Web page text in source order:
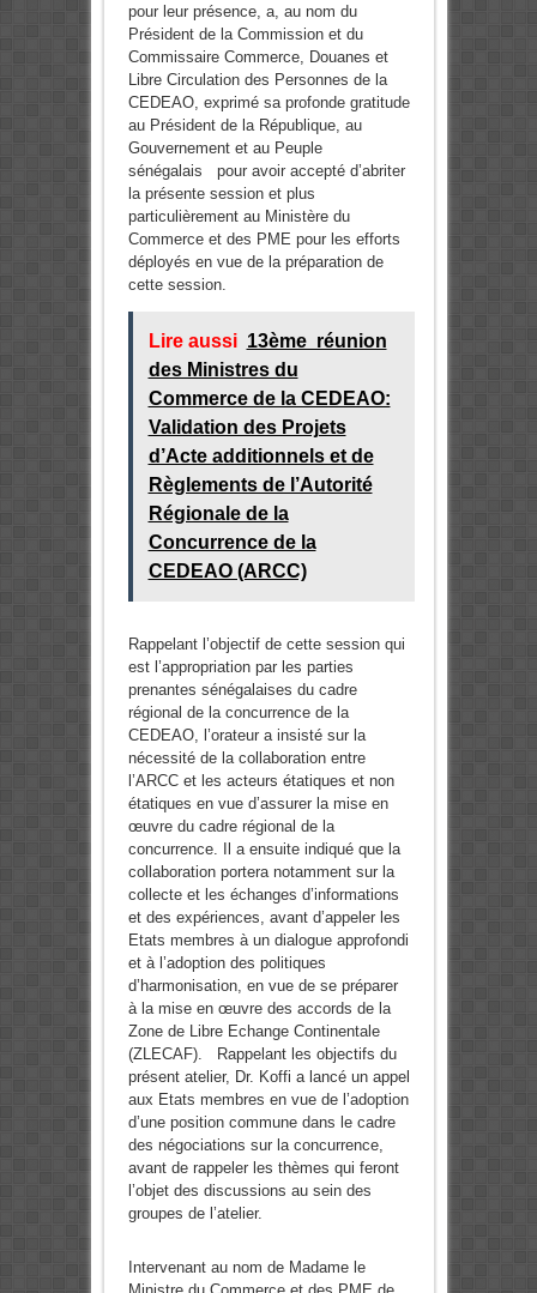
pour leur présence, a, au nom du
Président de la Commission et du
Commissaire Commerce, Douanes et
Libre Circulation des Personnes de la
CEDEAO, exprimé sa profonde gratitude
au Président de la République, au
Gouvernement et au Peuple
sénégalais pour avoir accepté d’abriter
la présente session et plus
particulièrement au Ministère du
Commerce et des PME pour les efforts
déployés en vue de la préparation de
cette session.
Lire aussi 13ème réunion
des Ministres du
Commerce de la CEDEAO:
Validation des Projets
d’Acte additionnels et de
Règlements de l’Autorité
Régionale de la
Concurrence de la
CEDEAO (ARCC)
Rappelant l’objectif de cette session qui
est l’appropriation par les parties
prenantes sénégalaises du cadre
régional de la concurrence de la
CEDEAO, l’orateur a insisté sur la
nécessité de la collaboration entre
l’ARCC et les acteurs étatiques et non
étatiques en vue d’assurer la mise en
œuvre du cadre régional de la
concurrence. Il a ensuite indiqué que la
collaboration portera notamment sur la
collecte et les échanges d’informations
et des expériences, avant d’appeler les
Etats membres à un dialogue approfondi
et à l’adoption des politiques
d’harmonisation, en vue de se préparer
à la mise en œuvre des accords de la
Zone de Libre Echange Continentale
(ZLECAF). Rappelant les objectifs du
présent atelier, Dr. Koffi a lancé un appel
aux Etats membres en vue de l’adoption
d’une position commune dans le cadre
des négociations sur la concurrence,
avant de rappeler les thèmes qui feront
l’objet des discussions au sein des
groupes de l’atelier.
Intervenant au nom de Madame le